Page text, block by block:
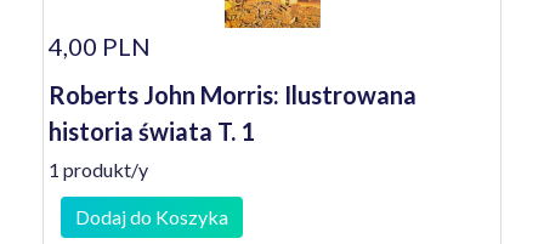
4,00 PLN
Roberts John Morris: Ilustrowana
historia świata T. 1
1 produkt/y
Dodaj do Koszyka